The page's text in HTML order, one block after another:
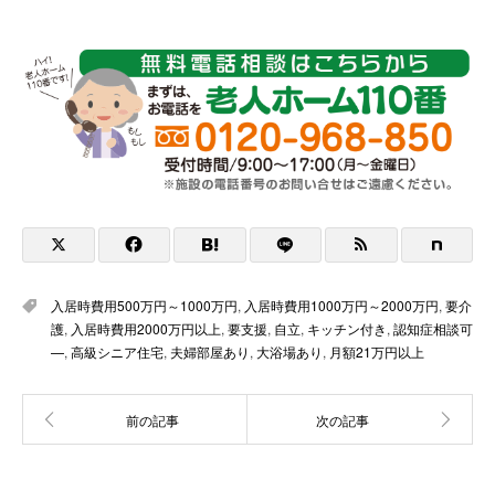
入居時費用500万円～1000万円, 入居時費用1000万円～2000万円, 要介
護, 入居時費用2000万円以上, 要支援, 自立, キッチン付き, 認知症相談可
—, 高級シニア住宅, 夫婦部屋あり , 大浴場あり , 月額21万円以上